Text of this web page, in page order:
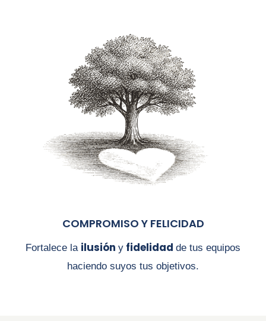
COMPROMISO Y FELICIDAD
Fortalece la ilusión y fidelidad de tus equipos
haciendo suyos tus objetivos.